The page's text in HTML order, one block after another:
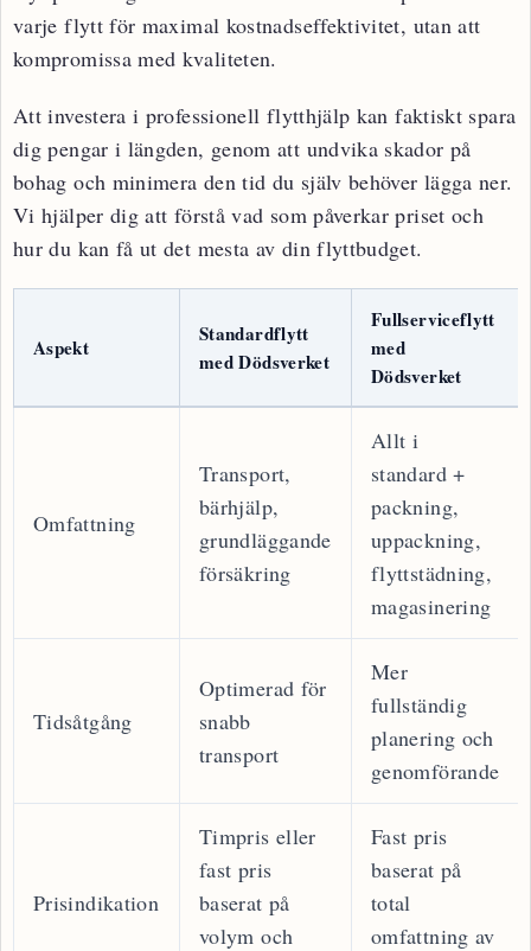
varje flytt för maximal kostnadseffektivitet, utan att
kompromissa med kvaliteten.
Att investera i professionell flytthjälp kan faktiskt spara
dig pengar i längden, genom att undvika skador på
bohag och minimera den tid du själv behöver lägga ner.
Vi hjälper dig att förstå vad som påverkar priset och
hur du kan få ut det mesta av din flyttbudget.
Aspekt
Standardflytt
med Dödsverket
Fullserviceflytt
med
Dödsverket
Omfattning
Transport,
bärhjälp,
grundläggande
försäkring
Allt i
standard +
packning,
uppackning,
flyttstädning,
magasinering
Tidsåtgång
Optimerad för
snabb
transport
Mer
fullständig
planering och
genomförande
Prisindikation
Timpris eller
fast pris
baserat på
volym och
Fast pris
baserat på
total
omfattning av